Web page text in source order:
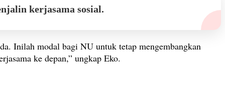
kerjasama sosial.
Inilah modal bagi NU untuk tetap mengembangkan
ke depan,” ungkap Eko.